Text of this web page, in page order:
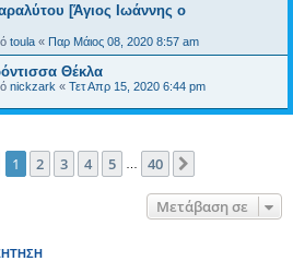
[Άγιος Ιωάννης ο
toula « Παρ Μάιος 08, 2020 8:57 am
Θέκλα
nickzark « Τετ Απρ 15, 2020 6:44 pm
από40
1 2 3 4 5 40
Μετάβαση σε